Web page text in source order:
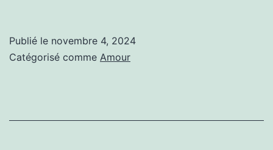
un
Publié le novembre 4, 2024
Catégorisé comme Amour